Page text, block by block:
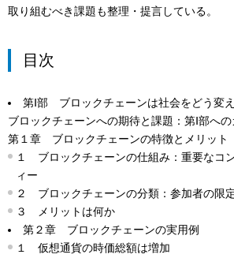
取り組むべき課題も整理・提言している。
目次
第Ⅰ部 ブロックチェーンは社会をどう変
ブロックチェーンへの期待と課題：第Ⅰ部への
第１章 ブロックチェーンの特徴とメリット
１ ブロックチェーンの仕組み：重要なコ
ィー
２ ブロックチェーンの分類：参加者の限
３ メリットは何か
第２章 ブロックチェーンの実用例
１ 仮想通貨の時価総額は増加